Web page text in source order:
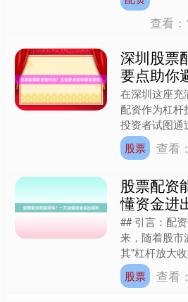
业规范化发展
查看：
深圳股票
要点助你
在深圳这座充
配资作为杠杆
投资者试图通
升。然而，配
背后的风险与
股票 查看
股票配资
懂资金进
## 引言：配
来，随着股市
其"杠杆放大
资者关注的焦
可能性的同时
股票 查看